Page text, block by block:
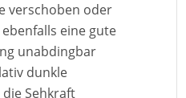
verschoben oder
eine gute
unabdingbar
dunkle
Sehkraft